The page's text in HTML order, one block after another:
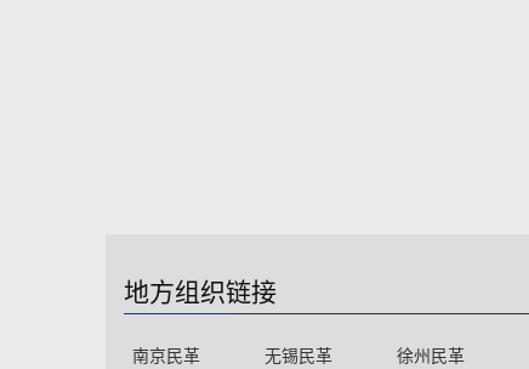
地方组织链接
南京民革 无锡民革 徐州民革